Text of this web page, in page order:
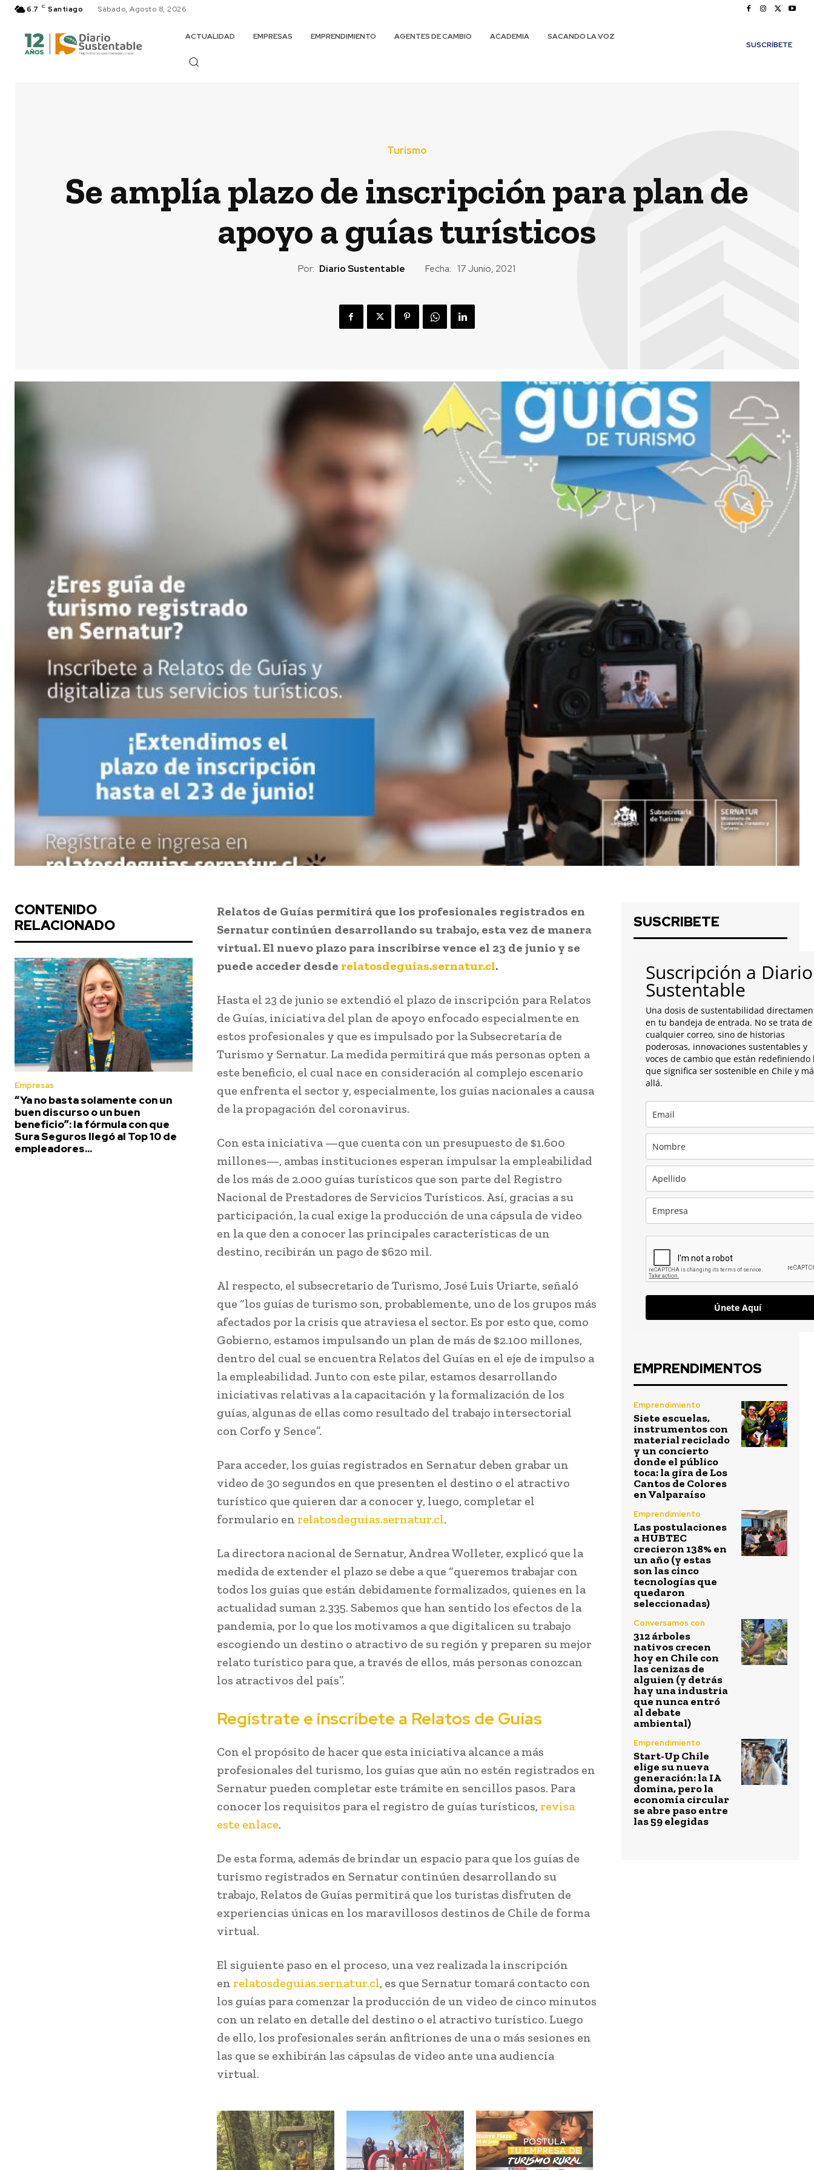
6.7 C Santiago Sábado, Agosto 8, 2026
ACTUALIDAD EMPRESAS EMPRENDIMIENTO AGENTES DE CAMBIO ACADEMIA
SACANDO LA VOZ
SUSCRÍBETE
Turismo
Se amplía plazo de inscripción para plan de
apoyo a guías turísticos
Por: Diario Sustentable Fecha: 17 Junio, 2021
CONTENIDO
RELACIONADO
Empresas
“Ya no basta solamente con un
buen discurso o un buen
beneficio”: la fórmula con que
Sura Seguros llegó al Top 10 de
empleadores...
Relatos de Guías permitirá que los profesionales registrados en
Sernatur continúen desarrollando su trabajo, esta vez de manera
virtual. El nuevo plazo para inscribirse vence el 23 de junio y se
puede acceder desde relatosdeguias.sernatur.cl.
Hasta el 23 de junio se extendió el plazo de inscripción para Relatos
de Guías, iniciativa del plan de apoyo enfocado especialmente en
estos profesionales y que es impulsado por la Subsecretaría de
Turismo y Sernatur. La medida permitirá que más personas opten a
este beneficio, el cual nace en consideración al complejo escenario
que enfrenta el sector y, especialmente, los guías nacionales a causa
de la propagación del coronavirus.
Con esta iniciativa —que cuenta con un presupuesto de $1.600
millones—, ambas instituciones esperan impulsar la empleabilidad
de los más de 2.000 guías turísticos que son parte del Registro
Nacional de Prestadores de Servicios Turísticos. Así, gracias a su
participación, la cual exige la producción de una cápsula de video
en la que den a conocer las principales características de un
destino, recibirán un pago de $620 mil.
Al respecto, el subsecretario de Turismo, José Luis Uriarte, señaló
que “los guías de turismo son, probablemente, uno de los grupos más
afectados por la crisis que atraviesa el sector. Es por esto que, como
Gobierno, estamos impulsando un plan de más de $2.100 millones,
dentro del cual se encuentra Relatos del Guías en el eje de impulso a
la empleabilidad. Junto con este pilar, estamos desarrollando
iniciativas relativas a la capacitación y la formalización de los
guías, algunas de ellas como resultado del trabajo intersectorial
con Corfo y Sence”.
Para acceder, los guías registrados en Sernatur deben grabar un
video de 30 segundos en que presenten el destino o el atractivo
turístico que quieren dar a conocer y, luego, completar el
formulario en relatosdeguias.sernatur.cl.
La directora nacional de Sernatur, Andrea Wolleter, explicó que la
medida de extender el plazo se debe a que “queremos trabajar con
todos los guías que están debidamente formalizados, quienes en la
actualidad suman 2.335. Sabemos que han sentido los efectos de la
pandemia, por lo que los motivamos a que digitalicen su trabajo
escogiendo un destino o atractivo de su región y preparen su mejor
relato turístico para que, a través de ellos, más personas conozcan
los atractivos del país”.
Regístrate e inscríbete a Relatos de Guías
Con el propósito de hacer que esta iniciativa alcance a más
profesionales del turismo, los guías que aún no estén registrados en
Sernatur pueden completar este trámite en sencillos pasos. Para
conocer los requisitos para el registro de guías turísticos, revisa
este enlace.
De esta forma, además de brindar un espacio para que los guías de
turismo registrados en Sernatur continúen desarrollando su
trabajo, Relatos de Guías permitirá que los turistas disfruten de
experiencias únicas en los maravillosos destinos de Chile de forma
virtual.
El siguiente paso en el proceso, una vez realizada la inscripción
en relatosdeguias.sernatur.cl, es que Sernatur tomará contacto con
los guías para comenzar la producción de un video de cinco minutos
con un relato en detalle del destino o el atractivo turístico. Luego
de ello, los profesionales serán anfitriones de una o más sesiones en
las que se exhibirán las cápsulas de video ante una audiencia
virtual.
SUSCRIBETE
Suscripción a Diario
Sustentable
Una dosis de sustentabilidad
en tu bandeja de entrada. No se trata de
cualquier correo, sino de historias
poderosas, innovaciones sustentables y
voces de cambio que están redefiniendo
que significa ser sostenible en Chile y
allá.
Únete Aquí
EMPRENDIMENTOS
Emprendimiento
Siete escuelas,
instrumentos con
material reciclado
y un concierto
donde el público
toca: la gira de Los
Cantos de Colores
en Valparaíso
Emprendimiento
Las postulaciones
a HUBTEC
crecieron 138% en
un año (y estas
son las cinco
tecnologías que
quedaron
seleccionadas)
Conversamos con
312 árboles
nativos crecen
hoy en Chile con
las cenizas de
alguien (y detrás
hay una industria
que nunca entró
al debate
ambiental)
Emprendimiento
Start-Up Chile
elige su nueva
generación: la IA
domina, pero la
economía circular
se abre paso entre
las 59 elegidas